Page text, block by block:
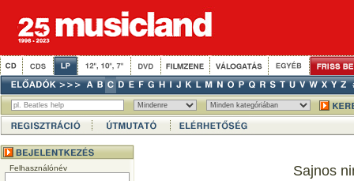
Felhasználónév Sajnos